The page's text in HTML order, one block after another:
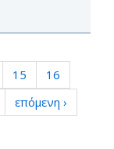
15
16
επόμενη ›